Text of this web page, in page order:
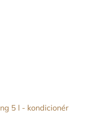
5 l - kondicionér